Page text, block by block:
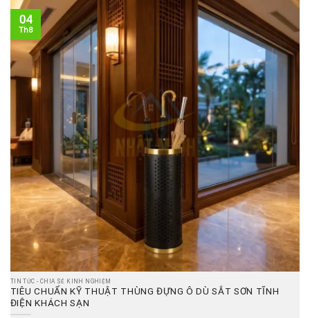
TIN TỨC - CHIA SẺ KINH NGHIỆM
TIÊU CHUẨN KỸ THUẬT THÙNG ĐỰNG Ô DÙ SẮT SƠN TĨNH
ĐIỆN KHÁCH SẠN
04
Th8